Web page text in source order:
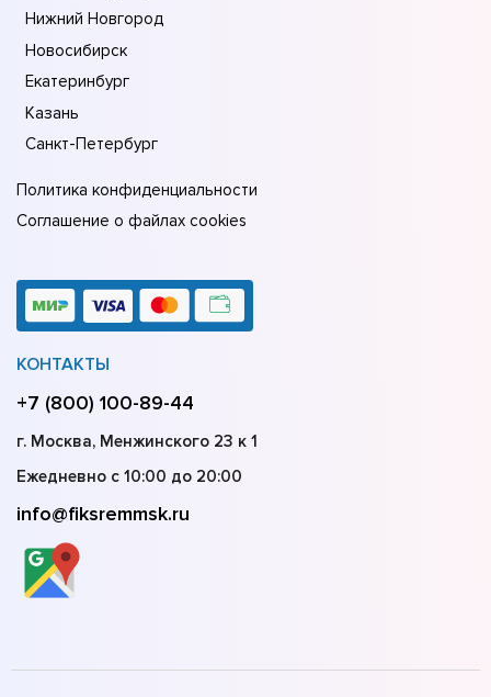
Нижний Новгород
Новосибирск
Екатеринбург
Казань
Санкт-Петербург
Политика конфиденциальности
Соглашение о файлах cookies
КОНТАКТЫ
+7 (800) 100-89-44
г. Москва, Менжинского 23 к 1
Ежедневно с 10:00 до 20:00
info@fiksremmsk.ru